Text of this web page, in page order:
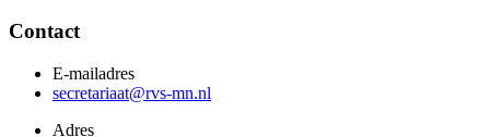
Contact
E-mailadres
secretariaat@rvs-mn.nl
Adres